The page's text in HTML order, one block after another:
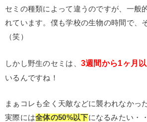
セミの種類によって違うのですが、一般
れています。僕も学校の生物の時間で、
（笑）
しかし野生のセミは、 3週間から1ヶ月
いるんですね！
まぁコレも全く天敵などに襲われなかっ
実際には全体の50%以下になるみたい・